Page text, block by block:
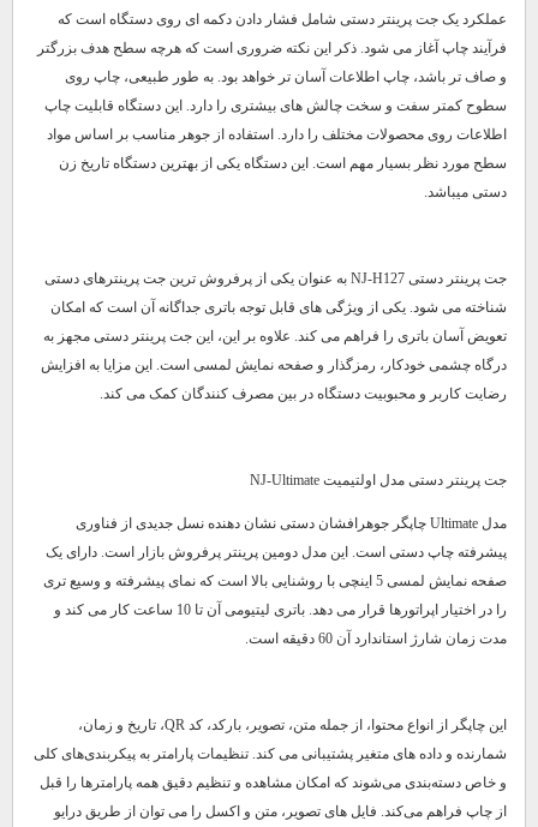
عملکرد یک جت پرینتر دستی شامل فشار دادن دکمه ای روی دستگاه است که
فرآیند چاپ آغاز می شود. ذکر این نکته ضروری است که هرچه سطح هدف بزرگتر
و صاف تر باشد، چاپ اطلاعات آسان تر خواهد بود. به طور طبیعی، چاپ روی
سطوح کمتر سفت و سخت چالش های بیشتری را دارد. این دستگاه قابلیت چاپ
اطلاعات روی محصولات مختلف را دارد. استفاده از جوهر مناسب بر اساس مواد
سطح مورد نظر بسیار مهم است. این دستگاه یکی از بهترین دستگاه تاریخ زن
دستی میباشد.
جت پرینتر دستی NJ-H127 به عنوان یکی از پرفروش ترین جت پرینترهای دستی
شناخته می شود. یکی از ویژگی های قابل توجه باتری جداگانه آن است که امکان
تعویض آسان باتری را فراهم می کند. علاوه بر این، این جت پرینتر دستی مجهز به
درگاه چشمی خودکار، رمزگذار و صفحه نمایش لمسی است. این مزایا به افزایش
رضایت کاربر و محبوبیت دستگاه در بین مصرف کنندگان کمک می کند.
جت پرینتر دستی مدل اولتیمیت NJ-Ultimate
مدل Ultimate چاپگر جوهرافشان دستی نشان دهنده نسل جدیدی از فناوری
پیشرفته چاپ دستی است. این مدل دومین پرینتر پرفروش بازار است. دارای یک
صفحه نمایش لمسی 5 اینچی با روشنایی بالا است که نمای پیشرفته و وسیع تری
را در اختیار اپراتورها قرار می دهد. باتری لیتیومی آن تا 10 ساعت کار می کند و
مدت زمان شارژ استاندارد آن 60 دقیقه است.
این چاپگر از انواع محتوا، از جمله متن، تصویر، بارکد، کد QR، تاریخ و زمان،
شمارنده و داده های متغیر پشتیبانی می کند. تنظیمات پارامتر به پیکربندی‌های کلی
و خاص دسته‌بندی می‌شوند که امکان مشاهده و تنظیم دقیق همه پارامترها را قبل
از چاپ فراهم می‌کند. فایل های تصویر، متن و اکسل را می توان از طریق درایو